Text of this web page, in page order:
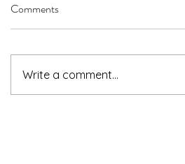
Comments
Write a comment...